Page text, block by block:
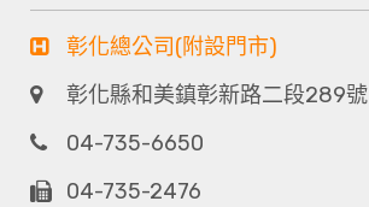
彰化總公司(附設門市)
彰化縣和美鎮彰新路二段289號
04-735-6650
04-735-2476